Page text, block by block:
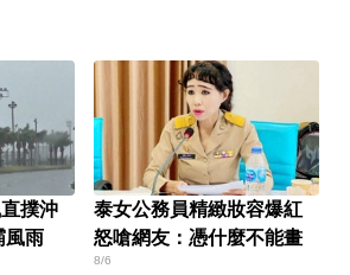
撲沖
風雨
泰女公務員精緻妝容爆紅
怒嗆網友：憑什麼不能畫
8/6